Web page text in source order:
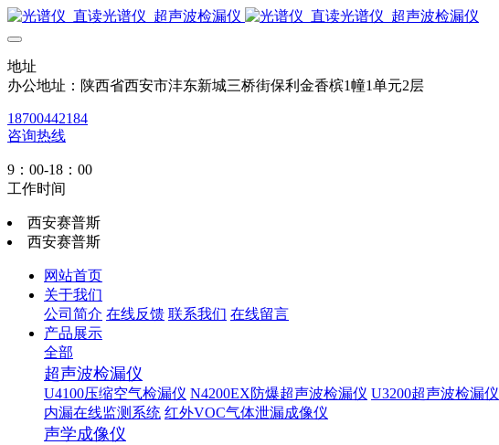
地址
办公地址：陕西省西安市沣东新城三桥街保利金香槟1幢1单元2层
18700442184
咨询热线
9：00-18：00
工作时间
西安赛普斯
西安赛普斯
网站首页
关于我们
公司简介 在线反馈 联系我们 在线留言
产品展示
全部
超声波检漏仪
U4100压缩空气检漏仪 N4200EX防爆超声波检漏仪 U3200超声波检漏仪
内漏在线监测系统 红外VOC气体泄漏成像仪
声学成像仪